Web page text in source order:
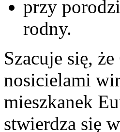
przy
rodny.
Szacuje się,
nosicielami
mieszkanek
stwierdza się